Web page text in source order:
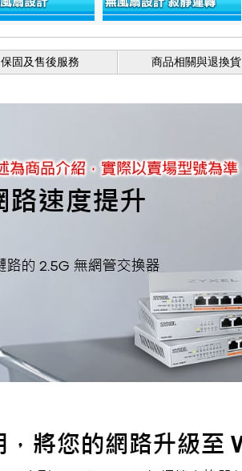
保固及售後服務 商品相關與退換貨